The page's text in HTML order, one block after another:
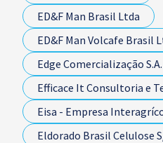
ED&F Man Brasil Ltda
ED&F Man Volcafe Brasil
Edge Comercialização S.A.
Efficace It Consultoria e
Eisa - Empresa
Eldorado Brasil Celulose